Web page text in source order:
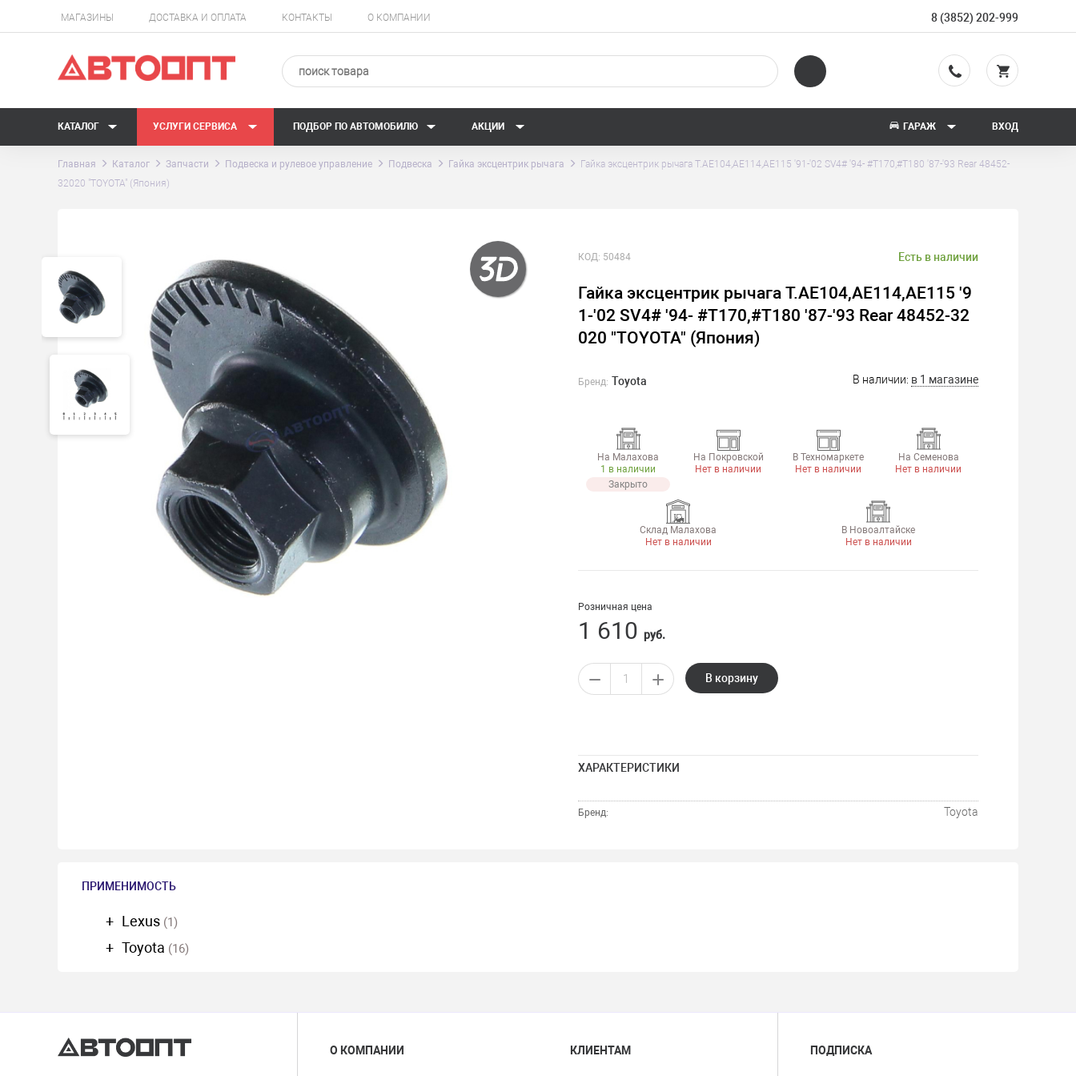
МАГАЗИНЫ ДОСТАВКА И ОПЛАТА КОНТАКТЫ О КОМПАНИИ 8 (3852) 202-999
КАТАЛОГ УСЛУГИ СЕРВИСА ПОДБОР ПО АВТОМОБИЛЮ АКЦИИ ГАРАЖ ВХОД
Главная Каталог Запчасти Подвеска и рулевое управление Подвеска Гайка эксцентрик рычага
Гайка эксцентрик рычага T.AE104,AE114,AE115 '91-'02 SV4# '94- #T170,#T180 '87-'93 Rear 48452-
32020 "TOYOTA" (Япония)
КОД: 50484 Есть в наличии
Гайка эксцентрик рычага T.AE104,AE114,AE115 '9
1-'02 SV4# '94- #T170,#T180 '87-'93 Rear 48452-32
020 "TOYOTA" (Япония)
Бренд: Toyota В наличии: в 1 магазине
На Малахова
1 в наличии
Закрыто
На Покровской
Нет в наличии
В Техномаркете
Нет в наличии
На Семенова
Нет в наличии
Склад Малахова
Нет в наличии
В Новоалтайске
Нет в наличии
Розничная цена
1 610 руб.
В корзину
ХАРАКТЕРИСТИКИ
Бренд: Toyota
ПРИМЕНИМОСТЬ
Lexus (1)
Toyota (16)
О КОМПАНИИ КЛИЕНТАМ ПОДПИСКА